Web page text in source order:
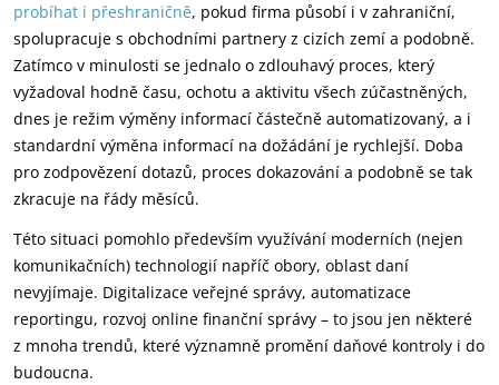
probíhat i přeshraničně, pokud firma působí i v zahraniční,
spolupracuje s obchodními partnery z cizích zemí a podobně.
Zatímco v minulosti se jednalo o zdlouhavý proces, který
vyžadoval hodně času, ochotu a aktivitu všech zúčastněných,
dnes je režim výměny informací částečně automatizovaný, a i
standardní výměna informací na dožádání je rychlejší. Doba
pro zodpovězení dotazů, proces dokazování a podobně se tak
zkracuje na řády měsíců.
Této situaci pomohlo především využívání moderních (nejen
komunikačních) technologií napříč obory, oblast daní
nevyjímaje. Digitalizace veřejné správy, automatizace
reportingu, rozvoj online finanční správy – to jsou jen některé
z mnoha trendů, které významně promění daňové kontroly i do
budoucna.